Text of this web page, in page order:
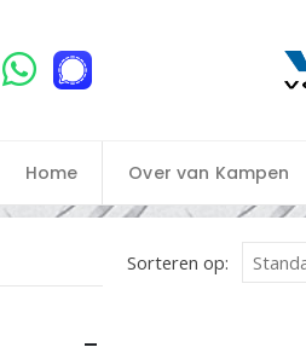
Home Over van Kampen
Sorteren op: